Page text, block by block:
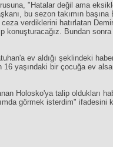
"Hatalar değil ama
bu sezon takımın
verdiklerini hatırlatan
konuşturacağız. Bundan
ev aldığı şeklindeki
yaşındaki bir çocuğa ev
Holosko'ya talip oldukları
görmek isterdim" ifadesini